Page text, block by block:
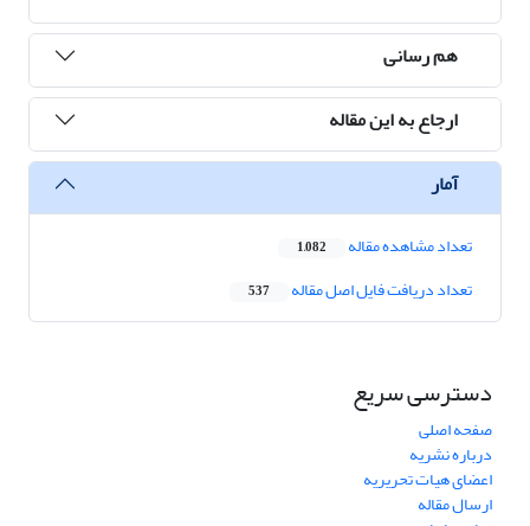
هم رسانی
ارجاع به این مقاله
آمار
تعداد مشاهده مقاله 1,082
تعداد دریافت فایل اصل مقاله 537
دسترسی سریع
صفحه اصلی
درباره نشریه
اعضای هیات تحریریه
ارسال مقاله